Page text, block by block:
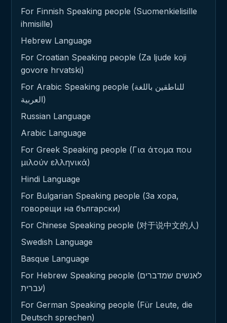
For Finnish Speaking people (Suomenkielisille
ihmisille)
Hebrew Language
For Croatian Speaking people (Za ljude koji
govore hrvatski)
For Arabic Speaking people (للناطقين باللغة
العربية)
Russian Language
Arabic Language
For Greek Speaking people (Για άτομα που
μιλούν ελληνικά)
Hindi Language
For Bulgarian Speaking people (За хора,
говорещи на български)
For Chinese Speaking people (对于说中文的人)
Swedish Language
Basque Language
For Hebrew Speaking people (לאנשים שמדברים
עברית)
For German Speaking people (Für Leute, die
Deutsch sprechen)